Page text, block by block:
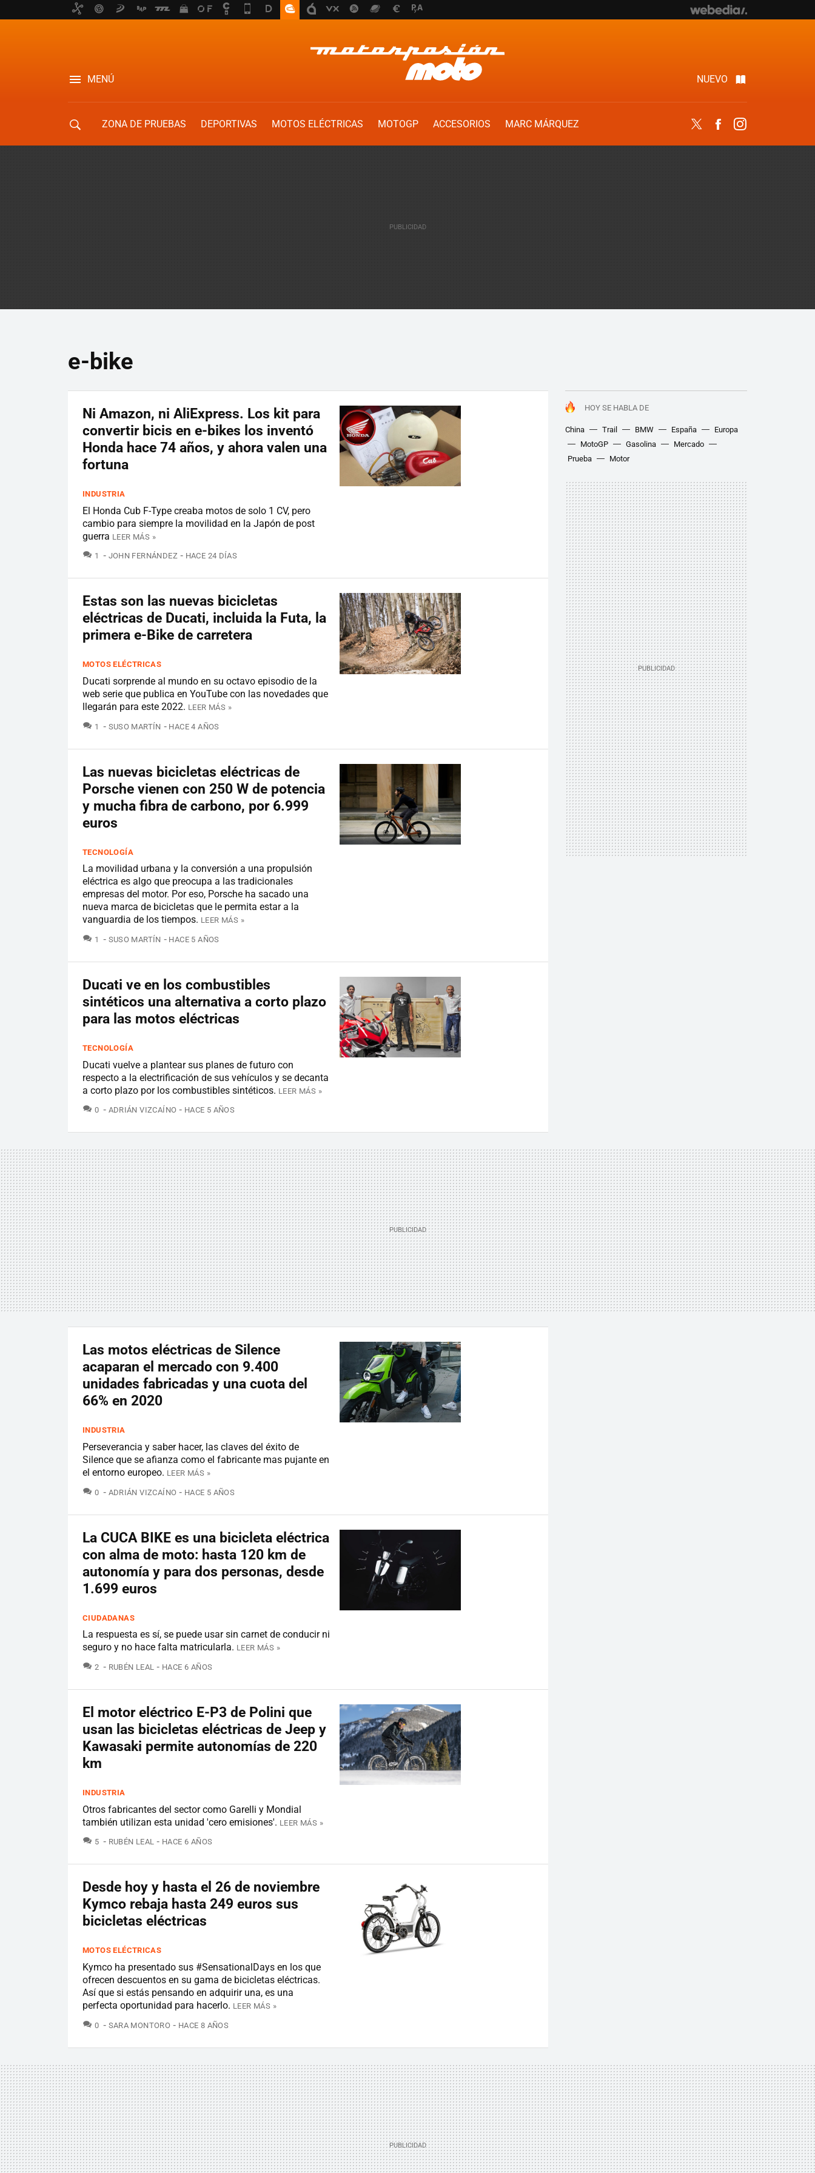
MENÚ NUEVO
ZONA DE PRUEBAS DEPORTIVAS MOTOS ELÉCTRICAS MOTOGP ACCESORIOS
MARC MÁRQUEZ
Twitter Facebook
e-bike
HOY SE HABLA DE
China Trail BMW España
Europa
MotoGP
Gasolina
Mercado
Prueba
Motor
Ni Amazon, ni AliExpress. Los kit para
convertir bicis en e-bikes los inventó
Honda hace 74 años, y ahora valen una
fortuna
INDUSTRIA
El Honda Cub F-Type creaba motos de solo 1 CV, pero
cambio para siempre la movilidad en la Japón de post
guerra LEER MÁS »
1 COMENTARIOS
JOHN FERNÁNDEZ HACE 24 DÍAS
Estas son las nuevas bicicletas
eléctricas de Ducati, incluida la Futa, la
primera e-Bike de carretera
MOTOS ELÉCTRICAS
Ducati sorprende al mundo en su octavo episodio de la
web serie que publica en YouTube con las novedades que
llegarán para este 2022. LEER MÁS »
1 COMENTARIOS
SUSO MARTÍN HACE 4 AÑOS
Las nuevas bicicletas eléctricas de
Porsche vienen con 250 W de potencia
y mucha fibra de carbono, por 6.999
euros
TECNOLOGÍA
La movilidad urbana y la conversión a una propulsión
eléctrica es algo que preocupa a las tradicionales
empresas del motor. Por eso, Porsche ha sacado una
nueva marca de bicicletas que le permita estar a la
vanguardia de los tiempos. LEER MÁS »
1 COMENTARIOS
SUSO MARTÍN HACE 5 AÑOS
Ducati ve en los combustibles
sintéticos una alternativa a corto plazo
para las motos eléctricas
TECNOLOGÍA
Ducati vuelve a plantear sus planes de futuro con
respecto a la electrificación de sus vehículos y se decanta
a corto plazo por los combustibles sintéticos. LEER MÁS »
0 COMENTARIOS
ADRIÁN VIZCAÍNO HACE 5 AÑOS
Las motos eléctricas de Silence
acaparan el mercado con 9.400
unidades fabricadas y una cuota del
66% en 2020
INDUSTRIA
Perseverancia y saber hacer, las claves del éxito de
Silence que se afianza como el fabricante mas pujante en
el entorno europeo. LEER MÁS »
0 COMENTARIOS
ADRIÁN VIZCAÍNO HACE 5 AÑOS
La CUCA BIKE es una bicicleta eléctrica
con alma de moto: hasta 120 km de
autonomía y para dos personas, desde
1.699 euros
CIUDADANAS
La respuesta es sí, se puede usar sin carnet de conducir ni
seguro y no hace falta matricularla. LEER MÁS »
2 COMENTARIOS
RUBÉN LEAL HACE 6 AÑOS
El motor eléctrico E-P3 de Polini que
usan las bicicletas eléctricas de Jeep y
Kawasaki permite autonomías de 220
km
INDUSTRIA
Otros fabricantes del sector como Garelli y Mondial
también utilizan esta unidad 'cero emisiones'. LEER MÁS »
5 COMENTARIOS
RUBÉN LEAL HACE 6 AÑOS
Desde hoy y hasta el 26 de noviembre
Kymco rebaja hasta 249 euros sus
bicicletas eléctricas
MOTOS ELÉCTRICAS
Kymco ha presentado sus #SensationalDays en los que
ofrecen descuentos en su gama de bicicletas eléctricas.
Así que si estás pensando en adquirir una, es una
perfecta oportunidad para hacerlo. LEER MÁS »
0 COMENTARIOS
SARA MONTORO HACE 8 AÑOS